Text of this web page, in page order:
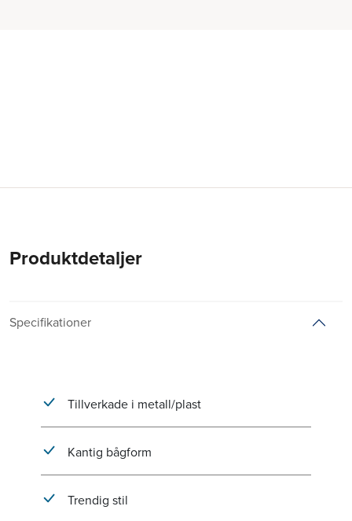
Produktdetaljer
Specifikationer
Tillverkade i metall/plast
Kantig bågform
Trendig stil